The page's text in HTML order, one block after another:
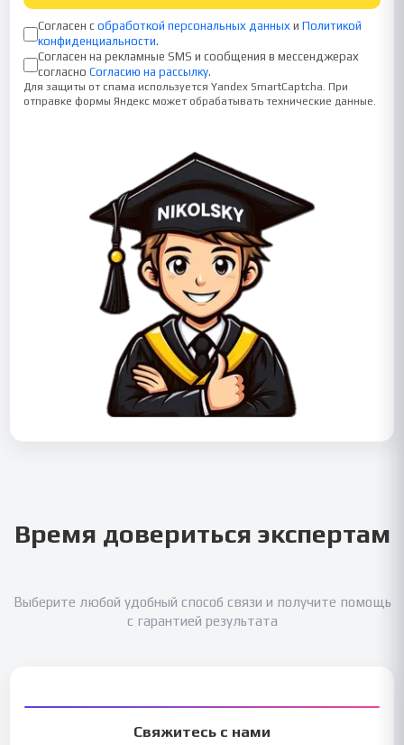
Согласен с обработкой персональных данных и Политикой
конфиденциальности.
Согласен на рекламные SMS и сообщения в мессенджерах
согласно Согласию на рассылку.
Для защиты от спама используется Yandex SmartCaptcha. При
отправке формы Яндекс может обрабатывать технические данные.
Время довериться экспертам
Выберите любой удобный способ связи и получите помощь
с гарантией результата
Свяжитесь с нами